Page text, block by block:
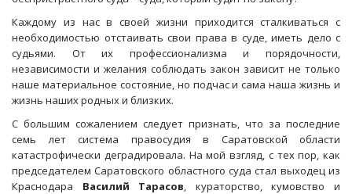
Каждому из нас в своей жизни приходится сталкиваться с
необходимостью отстаивать свои права в суде, иметь дело с
судьями. От их профессионализма и порядочности,
независимости и желания соблюдать закон зависит не только
наше материальное состояние, но подчас и сама наша жизнь и
жизнь наших родных и близких.
С большим сожалением следует признать, что за последние
семь лет система правосудия в Саратовской области
катастрофически деградировала. На мой взгляд, с тех пор, как
председателем Саратовского областного суда стал выходец из
Краснодара Василий Тарасов, кураторство, кумовство и